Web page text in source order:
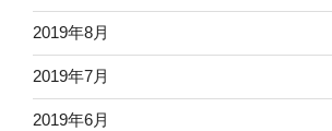
2019年8月
2019年7月
2019年6月